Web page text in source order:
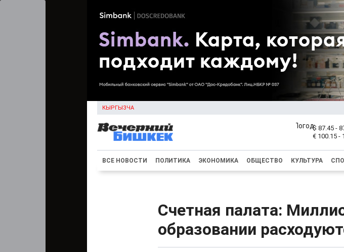
КЫРГЫЗЧА
$ 87.45 -
€ 100.15 -
ВСЕ НОВОСТИ ПОЛИТИКА ЭКОНОМИКА ОБЩЕСТВО КУЛЬТУРА
Счетная палата:
образовании